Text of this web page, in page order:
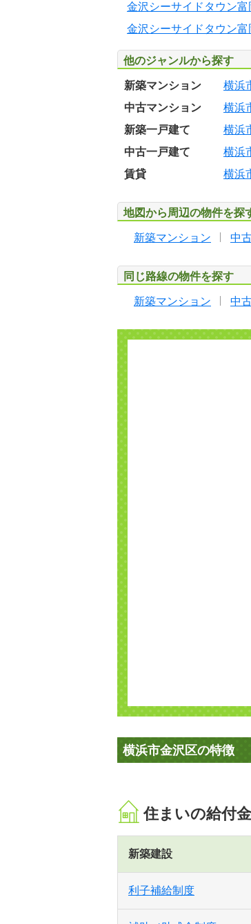
金沢シーサイドタウン
金沢シーサイドタウン
他のジャンルから探す
新築マンション 横浜
中古マンション
横浜
新築一戸建て
横浜
中古一戸建て
横浜
賃貸
横浜
地図から周辺の物件を探
新築マンション 中
同じ路線の物件を探す
新築マンション 中
横浜市金沢区の特徴
住まいの給付
新築建設
利子補給制度